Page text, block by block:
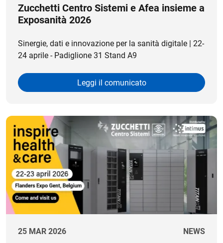
Zucchetti Centro Sistemi e Afea insieme a
Exposanità 2026
Sinergie, dati e innovazione per la sanità digitale | 22-
24 aprile - Padiglione 31 Stand A9
Leggi il comunicato
25 MAR 2026 NEWS